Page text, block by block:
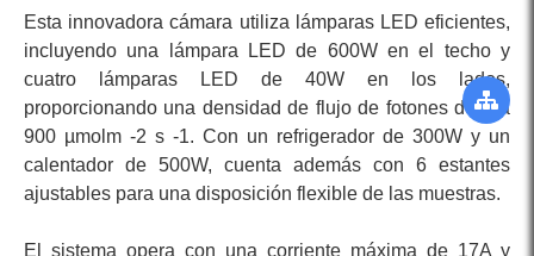
Esta innovadora cámara utiliza lámparas LED eficientes,
incluyendo una lámpara LED de 600W en el techo y
cuatro lámparas LED de 40W en los lados,
proporcionando una densidad de flujo de fotones de 0 a
900 µmolm -2 s -1. Con un refrigerador de 300W y un
calentador de 500W, cuenta además con 6 estantes
ajustables para una disposición flexible de las muestras.
El sistema opera con una corriente máxima de 17A y